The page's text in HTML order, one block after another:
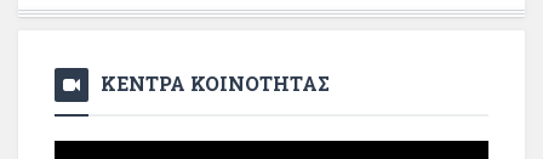
ΚΕΝΤΡΑ ΚΟΙΝΟΤΗΤΑΣ